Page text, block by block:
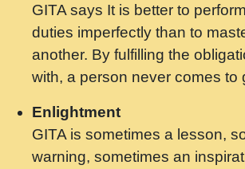
मर गनय न अपरध लडडल शर रध....
ravinandan shastri ji maharaj.mp3
मेरे मन हरी का ध्यान लगा - भजन भाव
Rishikesh - Swami Gyananand Ji
Maharaj.mp3
यह हसरत तलब ह नकज कमर Yahi
Talab Hai Bhav Pravah
GITA says It is better to
duties imperfectly than to
another. By fulfilling the
with, a person never comes to
Enlightment
GITA is sometimes a lesson,
warning, sometimes an